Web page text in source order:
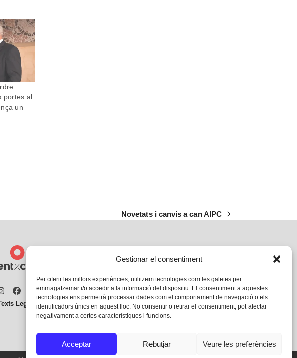
Gestionar el consentiment
Per oferir les millors experiències, utilitzem tecnologies com les galetes per
emmagatzemar i/o accedir a la informació del dispositiu. El consentiment a aquestes
tecnologies ens permetrà processar dades com el comportament de navegació o els
identificadors únics en aquest lloc. No consentir o retirar el consentiment, pot afectar
negativament a certes característiques i funcions.
Acceptar Rebutjar Veure les preferències
portes al
un
next
Novetats i canvis a can AIPC
Instagram
Facebook
Twitter
Legals